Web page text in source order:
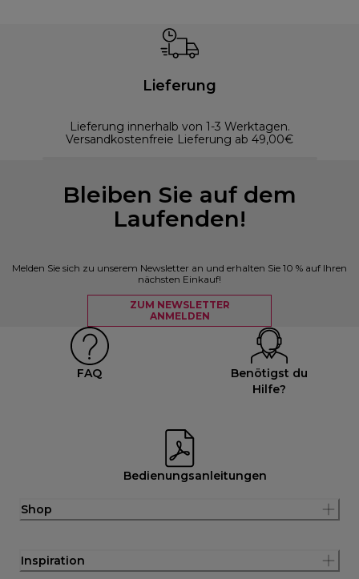
Lieferung
Lieferung innerhalb von 1-3 Werktagen.
Versandkostenfreie Lieferung ab 49,00€
Bleiben Sie auf dem
Laufenden!
Melden Sie sich zu unserem Newsletter an und erhalten Sie 10 % auf Ihren
nächsten Einkauf!
ZUM NEWSLETTER
ANMELDEN
FAQ
Benötigst du
Hilfe?
Bedienungsanleitungen
Shop
Inspiration